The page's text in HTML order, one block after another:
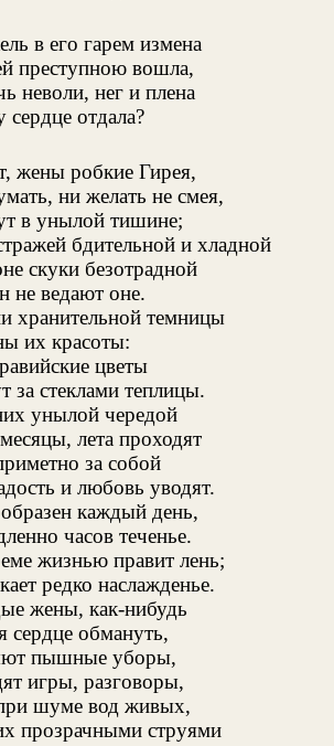
в его гарем измена
преступною вошла,
неволи, нег и плена
сердце отдала?
жены робкие Гирея,
ни желать не смея,
в унылой тишине;
бдительной и хладной
скуки безотрадной
не ведают оне.
хранительной темницы
их красоты:
цветы
за стеклами теплицы.
унылой чередой
лета проходят
за собой
и любовь уводят.
каждый день,
часов теченье.
жизнью правит лень;
редко наслажденье.
жены, как-нибудь
сердце обмануть,
пышные уборы,
игры, разговоры,
шуме вод живых,
прозрачными струями